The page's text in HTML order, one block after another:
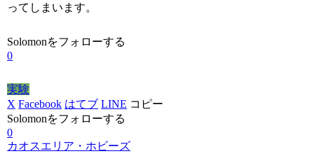
ってしまいます。
Solomonをフォローする
0
実験
X Facebook はてブ LINE コピー
Solomonをフォローする
0
カオスエリア・ホビーズ